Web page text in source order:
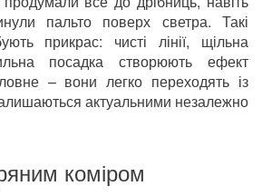
пальто поверх светра. Такі
прикрас: чисті лінії, щільна
посадка створюють ефект
– вони легко переходять із
актуальними незалежно
коміром